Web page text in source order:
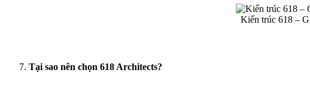
Kiến trúc 618 –
Tại sao nên chọn 618 Architects?